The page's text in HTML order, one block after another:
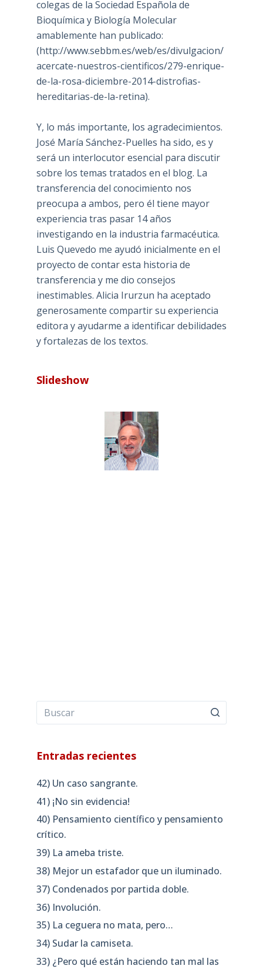
colegas de la Sociedad Española de
Bioquímica y Biología Molecular
amablemente han publicado:
(http://www.sebbm.es/web/es/divulgacion/
acercate-nuestros-cientificos/279-enrique-
de-la-rosa-diciembre-2014-distrofias-
hereditarias-de-la-retina).
Y, lo más importante, los agradecimientos.
José María Sánchez-Puelles ha sido, es y
será un interlocutor esencial para discutir
sobre los temas tratados en el blog. La
transferencia del conocimiento nos
preocupa a ambos, pero él tiene mayor
experiencia tras pasar 14 años
investigando en la industria farmacéutica.
Luis Quevedo me ayudó inicialmente en el
proyecto de contar esta historia de
transferencia y me dio consejos
inestimables. Alicia Irurzun ha aceptado
generosamente compartir su experiencia
editora y ayudarme a identificar debilidades
y fortalezas de los textos.
Slideshow
Entradas recientes
42) Un caso sangrante.
41) ¡No sin evidencia!
40) Pensamiento científico y pensamiento
crítico.
39) La ameba triste.
38) Mejor un estafador que un iluminado.
37) Condenados por partida doble.
36) Involución.
35) La ceguera no mata, pero…
34) Sudar la camiseta.
33) ¿Pero qué están haciendo tan mal las